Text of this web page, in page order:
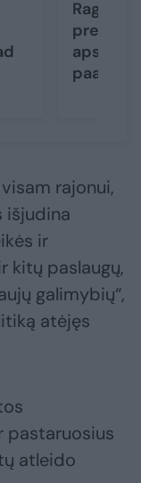
Ragina
prekės
rajonui,
išjudina
ir
kitų paslaugų,
galimybių“,
atėjęs
pastaruosius
atleido